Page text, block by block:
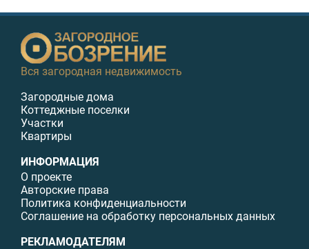
Вся загородная недвижимость
Загородные дома
Коттеджные поселки
Участки
Квартиры
ИНФОРМАЦИЯ
О проекте
Авторские права
Политика конфиденциальности
Соглашение на обработку персональных данных
РЕКЛАМОДАТЕЛЯМ